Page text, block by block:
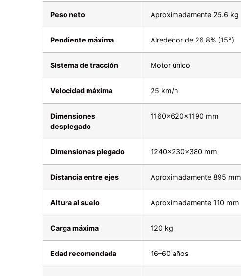
Peso neto Aproximadamente 25.6 kg
Pendiente máxima Alrededor de 26.8% (15°)
Sistema de tracción Motor único
Velocidad máxima 25 km/h
Dimensiones
desplegado
1160×620×1190 mm
Dimensiones plegado 1240×230×380 mm
Distancia entre ejes Aproximadamente 895 mm
Altura al suelo Aproximadamente 110 mm
Carga máxima 120 kg
Edad recomendada 16–60 años